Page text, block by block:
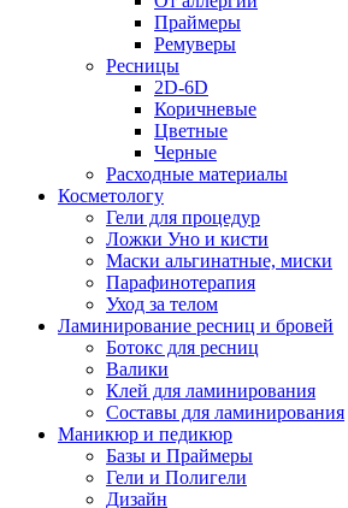
Праймеры
Ремуверы
Ресницы
2D-6D
Коричневые
Цветные
Черные
Расходные материалы
Косметологу
Гели для процедур
Ложки Уно и кисти
Маски альгинатные, миски
Парафинотерапия
Уход за телом
Ламинирование ресниц и бровей
Ботокс для ресниц
Валики
Клей для ламинирования
Составы для ламинирования
Маникюр и педикюр
Базы и Праймеры
Гели и Полигели
Дизайн